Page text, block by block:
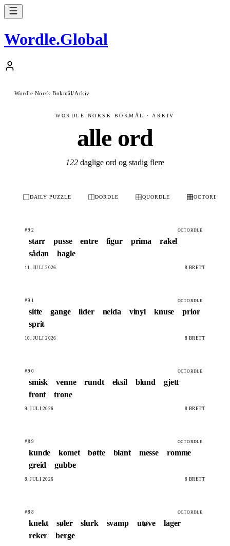
Wordle.Global
Wordle Norsk Bokmål/Arkiv
WORDLE NORSK BOKMÅL · ARKIV
alle ord
122 daglige ord og stadig flere
DAILY PUZZLE DORDLE QUORDLE OCTORDLE
#92 OCTORDLE
starr pusse entre figur prima
rakel
sådan
hagle
11. JULI 2026 8 BRETT
#91 OCTORDLE
sitte gange lider neida vinyl knuse
prior
sprit
10. JULI 2026 8 BRETT
#90 OCTORDLE
smisk venne rundt eksil blund
gjett
front
trone
9. JULI 2026 8 BRETT
#89 OCTORDLE
kunde komet bøtte blant messe
romme
greid
gubbe
8. JULI 2026 8 BRETT
#88 OCTORDLE
knekt søler slurk svamp utøve
lager
reker
berge